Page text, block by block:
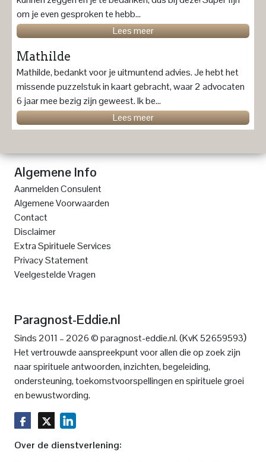
om je even gesproken te hebb...
Lees meer
Mathilde
Mathilde, bedankt voor je uitmuntend advies. Je hebt het
missende puzzelstuk in kaart gebracht, waar 2 advocaten
6 jaar mee bezig zijn geweest. Ik be...
Lees meer
Algemene Info
Aanmelden Consulent
Algemene Voorwaarden
Contact
Disclaimer
Extra Spirituele Services
Privacy Statement
Veelgestelde Vragen
Paragnost-Eddie.nl
Sinds 2011 – 2026 © paragnost-eddie.nl. (KvK 52659593)
Het vertrouwde aanspreekpunt voor allen die op zoek zijn
naar spirituele antwoorden, inzichten, begeleiding,
ondersteuning, toekomstvoorspellingen en spirituele groei
en bewustwording.
Over de dienstverlening: